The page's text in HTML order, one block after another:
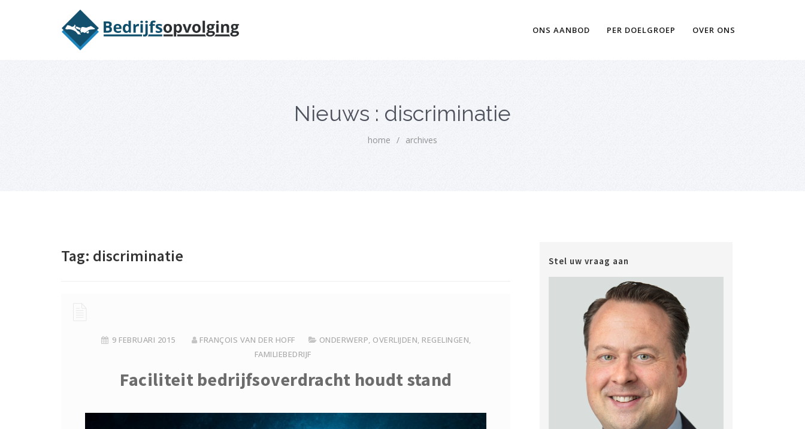
ONS AANBOD PER DOELGROEP OVER ONS
Nieuws : discriminatie
home / archives
Tag: discriminatie
9 FEBRUARI 2015 FRANÇOIS VAN DER HOFF ONDERWERP, OVERLIJDEN, REGELINGEN,
FAMILIEBEDRIJF
Faciliteit bedrijfsoverdracht houdt stand
Stel uw vraag aan
Oriëntatiememo bedrijfsopvolging voor fiscaal juridisch advies